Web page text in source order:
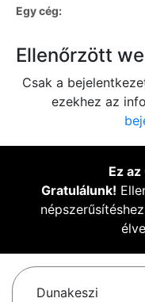
Egy cég:
Ellenőrzött
Csak a
ezekhez az
Ez
Gratulálunk!
Dunakeszi